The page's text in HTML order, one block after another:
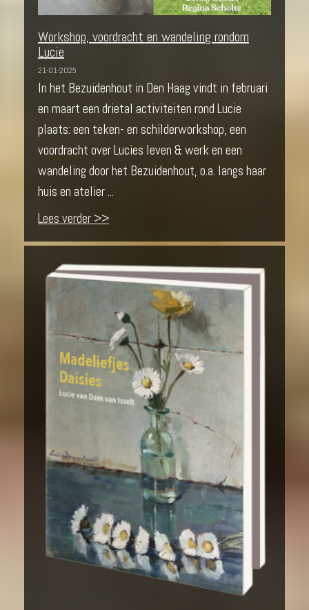
Workshop, voordracht en wandeling rondom
Lucie
21-01-2025
In het Bezuidenhout in Den Haag vindt in februari
en maart een drietal activiteiten rond Lucie
plaats: een teken- en schilderworkshop, een
voordracht over Lucies leven & werk en een
wandeling door het Bezuidenhout, o.a. langs haar
huis en atelier ...
Lees verder >>